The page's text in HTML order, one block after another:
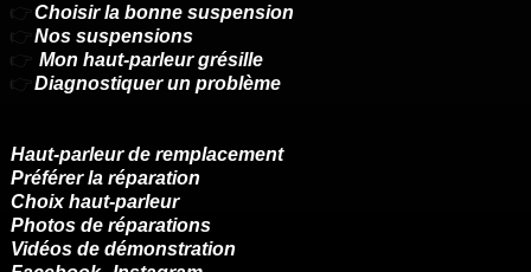
👉 Choisir la bonne suspension
👉 Nos suspensions
👉 Mon haut-parleur grésille
👉 Diagnostiquer un problème
Haut-parleur de remplacement
Préférer la réparation
Choix haut-parleur
Photos de réparations
Vidéos de démonstration